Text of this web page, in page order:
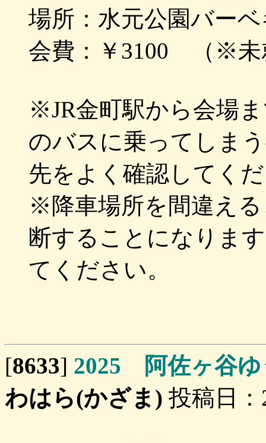
場所：水元公園バー
会費：￥3100 （※未
※JR金町駅から会場
のバスに乗ってしま
先をよく確認してく
※降車場所を間違え
断することになりま
てください。
[8633] 2025 阿佐ヶ谷ゆ
わはら(かざま) 投稿日